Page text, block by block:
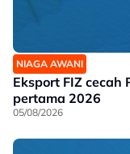
NIAGA AWANI
Eksport FIZ cecah
pertama 2026
05/08/2026